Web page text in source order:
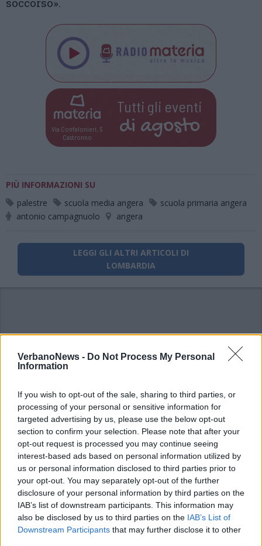
VerbanoNews - Do Not Process My Personal
Information
If you wish to opt-out of the sale, sharing to third parties, or
processing of your personal or sensitive information for
targeted advertising by us, please use the below opt-out
section to confirm your selection. Please note that after your
opt-out request is processed you may continue seeing
interest-based ads based on personal information utilized by
us or personal information disclosed to third parties prior to
your opt-out. You may separately opt-out of the further
disclosure of your personal information by third parties on the
IAB’s list of downstream participants. This information may
also be disclosed by us to third parties on the IAB’s List of
Downstream Participants that may further disclose it to other
Via Confalonieri, 5
Castronno
Tutti gli eventi
di agosto
PIÙ INFORMAZIONI SU
palestre
scuola media angera
scuola primaria angera
antonio campagnuolo
angera
LEGGI GLI ALTRI ARTICOLI DI
LOMBARDIA